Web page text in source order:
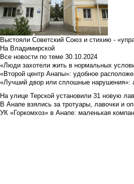
Выстояли Советский Союз и стихию -
На Владимирской
Все новости по теме 30.10.2024
«Люди захотели жить в нормальных
«Второй центр Анапы»: удобное
«Лучший двор или сплошные нарушения»:
На улице Терской установили 31 новую
В Анапе взялись за тротуары, лавочки и
УК «Горкомхоз» в Анапе: маленькая